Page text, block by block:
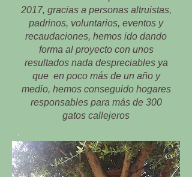
2017, gracias a personas altruistas,
padrinos, voluntarios, eventos y
recaudaciones, hemos ido dando
forma al proyecto con unos
resultados nada despreciables ya
que en poco más de un año y
medio, hemos conseguido hogares
responsables para más de 300
gatos callejeros